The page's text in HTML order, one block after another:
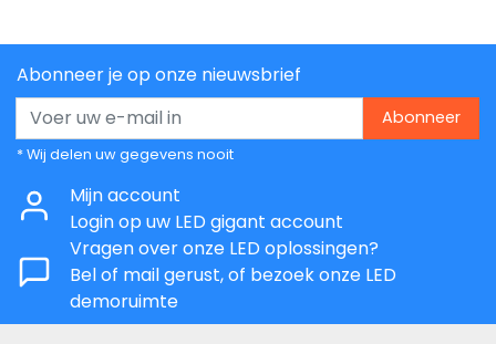
Abonneer je op onze nieuwsbrief
Abonneer
* Wij delen uw gegevens nooit
Mijn account
Login op uw LED gigant account
Vragen over onze LED oplossingen?
Bel of mail gerust, of bezoek onze LED
demoruimte